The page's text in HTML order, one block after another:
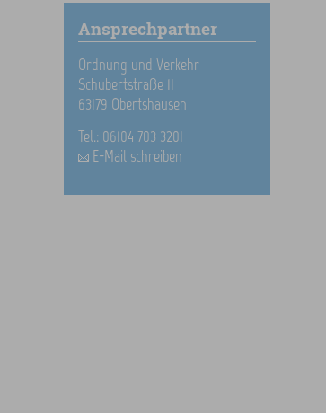
Ansprechpartner
Ordnung und Verkehr
Schubertstraße 11
63179 Obertshausen
Tel.: 06104 703 3201
E-Mail schreiben